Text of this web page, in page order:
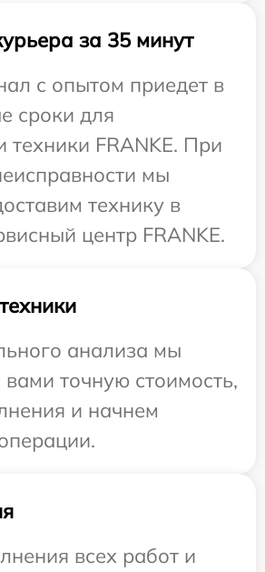
за 35 минут
с опытом приедет в
сроки для
техники FRANKE. При
мы
технику в
центр FRANKE.
анализа мы
вами точную стоимость,
и начнем
всех работ и